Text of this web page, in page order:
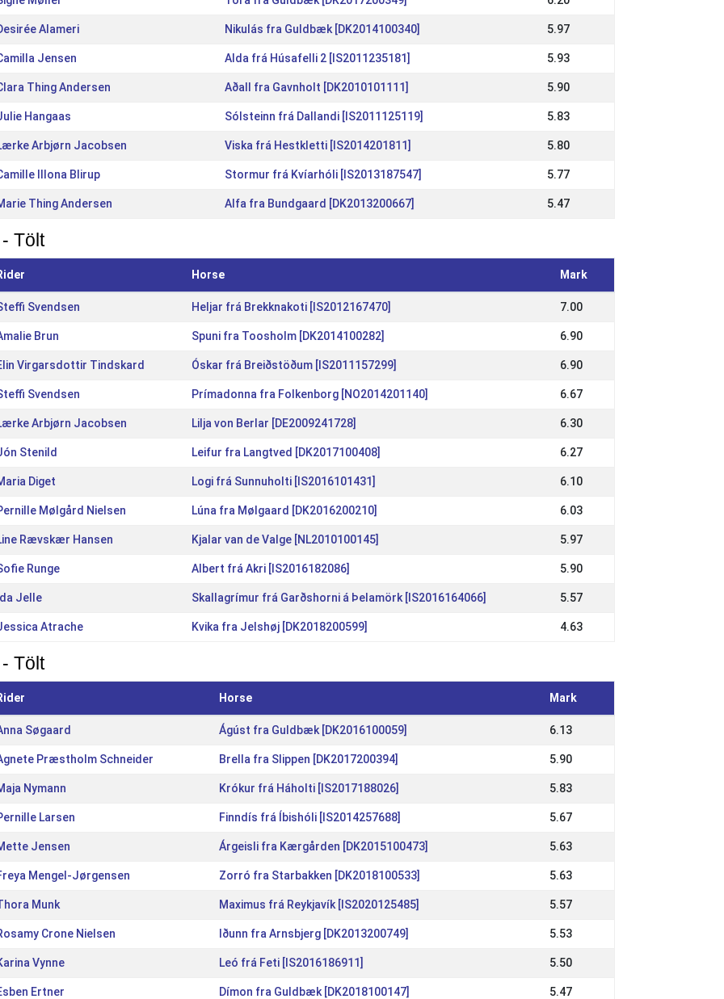
Alameri Nikulás fra Guldbæk [DK2014100340] 5.97
Jensen Alda frá Húsafelli 2 [IS2011235181] 5.93
Thing Andersen Aðall fra Gavnholt [DK2010101111] 5.90
Hangaas Sólsteinn frá Dallandi [IS2011125119] 5.83
Arbjørn Jacobsen Viska frá Hestkletti [IS2014201811] 5.80
Illona Blirup Stormur frá Kvíarhóli [IS2013187547] 5.77
Thing Andersen Alfa fra Bundgaard [DK2013200667] 5.47
Tölt
Horse Mark
Svendsen Heljar frá Brekknakoti [IS2012167470] 7.00
Brun Spuni fra Toosholm [DK2014100282] 6.90
Virgarsdottir Tindskard Óskar frá Breiðstöðum [IS2011157299] 6.90
Svendsen Prímadonna fra Folkenborg [NO2014201140] 6.67
Arbjørn Jacobsen Lilja von Berlar [DE2009241728] 6.30
Stenild Leifur fra Langtved [DK2017100408] 6.27
Diget Logi frá Sunnuholti [IS2016101431] 6.10
Mølgård Nielsen Lúna fra Mølgaard [DK2016200210] 6.03
Rævskær Hansen Kjalar van de Valge [NL2010100145] 5.97
Runge Albert frá Akri [IS2016182086] 5.90
Jelle Skallagrímur frá Garðshorni á Þelamörk [IS2016164066] 5.57
Atrache Kvika fra Jelshøj [DK2018200599] 4.63
Tölt
Horse Mark
Søgaard Ágúst fra Guldbæk [DK2016100059] 6.13
Præstholm Schneider Brella fra Slippen [DK2017200394] 5.90
Nymann Krókur frá Háholti [IS2017188026] 5.83
Larsen Finndís frá Íbishóli [IS2014257688] 5.67
Jensen Árgeisli fra Kærgården [DK2015100473] 5.63
Mengel-Jørgensen Zorró fra Starbakken [DK2018100533] 5.63
Munk Maximus frá Reykjavík [IS2020125485] 5.57
Crone Nielsen Iðunn fra Arnsbjerg [DK2013200749] 5.53
Vynne Leó frá Feti [IS2016186911] 5.50
Ertner Dímon fra Guldbæk [DK2018100147] 5.47